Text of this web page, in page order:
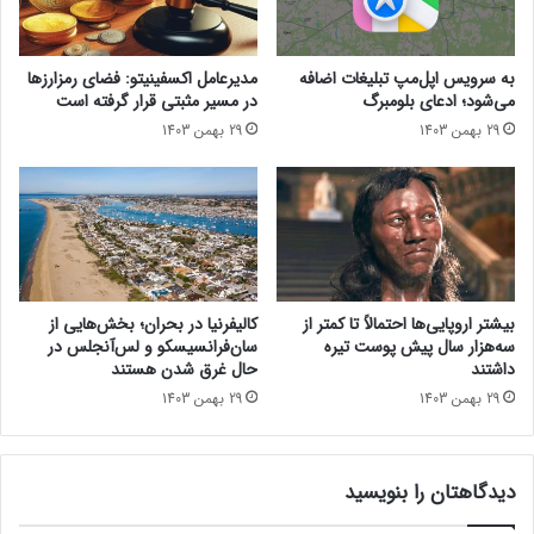
م
ن
د
ت
ر
ش
د
!
ت
ا
ک
س
ی
خ
و
د
ر
ن
،
٫
۶
م
ل
ا
به سرویس اپل‌مپ تبلیغات اضافه
می‌شود؛ ادعای بلومبرگ
29 بهمن 1403
مدیرعامل اکسفینیتو:‌ فضای رمزارزها
در مسیر مثبتی قرار گرفته است
29 بهمن 1403
بیشتر اروپایی‌ها احتمالاً تا کمتر از
سه‌هزار سال پیش پوست تیره
داشتند
29 بهمن 1403
کالیفرنیا در بحران؛ بخش‌هایی از
سان‌فرانسیسکو و لس‌آنجلس در
حال غرق شدن هستند
29 بهمن 1403
دیدگاهتان را بنویسید